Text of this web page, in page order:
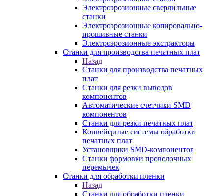
Электроэрозионные сверлильные
станки
Электроэрозионные копировально-
прошивные станки
Электроэрозионные экстракторы
Станки для производства печатных плат
Назад
Станки для производства печатных
плат
Станки для резки выводов
компонентов
Автоматические счетчики SMD
компонентов
Станки для резки печатных плат
Конвейерные системы обработки
печатных плат
Установщики SMD-компонентов
Станки формовки проволочных
перемычек
Станки для обработки пленки
Назад
Станки для обработки пленки